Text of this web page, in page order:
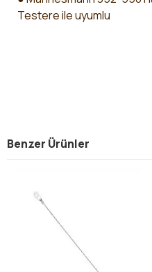
Testere ile uyumlu
Benzer Ürünler